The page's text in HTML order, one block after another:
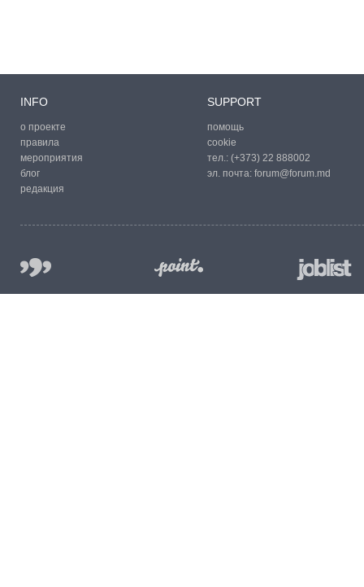
INFO
о проекте
правила
мероприятия
блог
редакция
SUPPORT
помощь
cookie
тел.: (+373) 22 888002
эл. почта: forum@forum.md